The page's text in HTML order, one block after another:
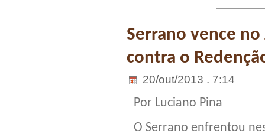
Serrano vence
contra o
20/out/2013 . 7:14
Por Luciano Pina
O Serrano enfrentou